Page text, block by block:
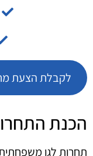
לקבלת הצעת
הכנת
תחרות לגו